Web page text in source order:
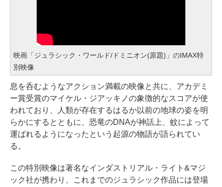
映画「ジュラシック・ワールド/ドミニオン(原題)」のIMAX特
別映像
息を呑むようなアクション満載の映像と共に、アカデミ
ー賞受賞のマイケル・ジアッキノの象徴的なスコアが使
われており、人類が存在するはるか以前の地球の姿を明
らかにするとともに、恐竜のDNAが神話上、蚊によって
運ばれるようになったという起源の物語が語られてい
る。
この特別映像は著名なインダストリアル・ライト&マジ
ック社が携わり、これまでのジュラシック作品には登場